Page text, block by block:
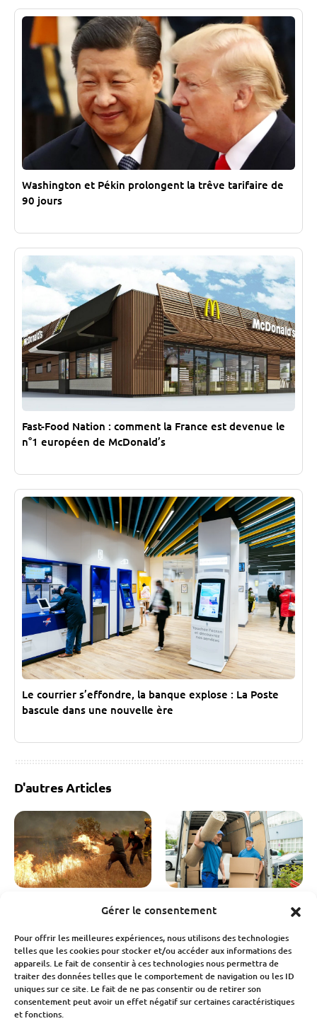
Gérer le consentement
Pour offrir les meilleures expériences, nous utilisons des technologies
telles que les cookies pour stocker et/ou accéder aux informations des
appareils. Le fait de consentir à ces technologies nous permettra de
traiter des données telles que le comportement de navigation ou les ID
uniques sur ce site. Le fait de ne pas consentir ou de retirer son
consentement peut avoir un effet négatif sur certaines caractéristiques
et fonctions.
Washington et Pékin prolongent la trêve tarifaire de
90 jours
Fast-Food Nation : comment la France est devenue le
n°1 européen de McDonald’s
Le courrier s’effondre, la banque explose : La Poste
bascule dans une nouvelle ère
D'autres Articles
Économie
facture qui s’élève déjà à
3 milliards d’euros
Fabien Monvoisin
6 Août 2026
Économie
secteur traverse sa pire
crise
Fabien Monvoisin
6 Août 2026